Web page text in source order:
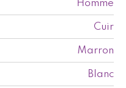
Homme
Cuir
Marron
Blanc